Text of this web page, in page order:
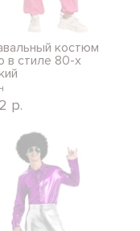
костюм
в стиле 80-х
р.